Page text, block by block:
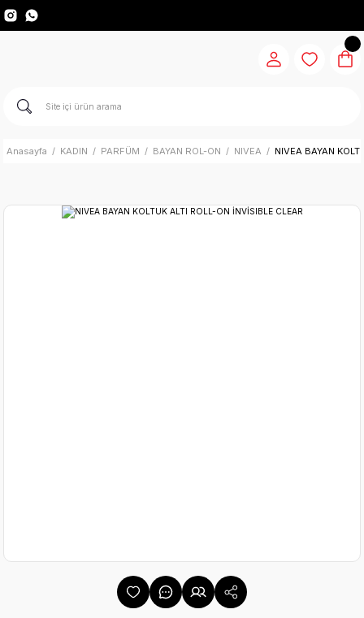
Anasayfa KADIN PARFÜM BAYAN ROL-ON NIVEA NIVEA BAYAN